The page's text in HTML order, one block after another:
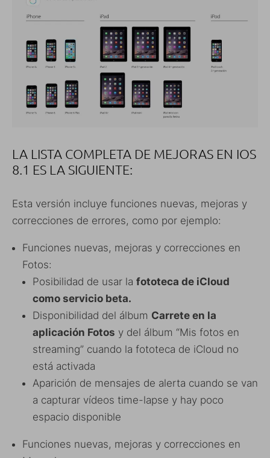
LA LISTA COMPLETA DE MEJORAS EN IOS
8.1 ES LA SIGUIENTE:
Esta versión incluye funciones nuevas, mejoras y
correcciones de errores, como por ejemplo:
Funciones nuevas, mejoras y correcciones en
Fotos:
Posibilidad de usar la fototeca de iCloud
como servicio beta.
Disponibilidad del álbum Carrete en la
aplicación Fotos y del álbum “Mis fotos en
streaming” cuando la fototeca de iCloud no
está activada
Aparición de mensajes de alerta cuando se van
a capturar vídeos time-lapse y hay poco
espacio disponible
Funciones nuevas, mejoras y correcciones en